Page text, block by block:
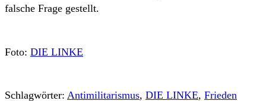
falsche Frage gestellt.
Foto: DIE LINKE
Schlagwörter: Antimilitarismus, DIE LINKE, Frieden